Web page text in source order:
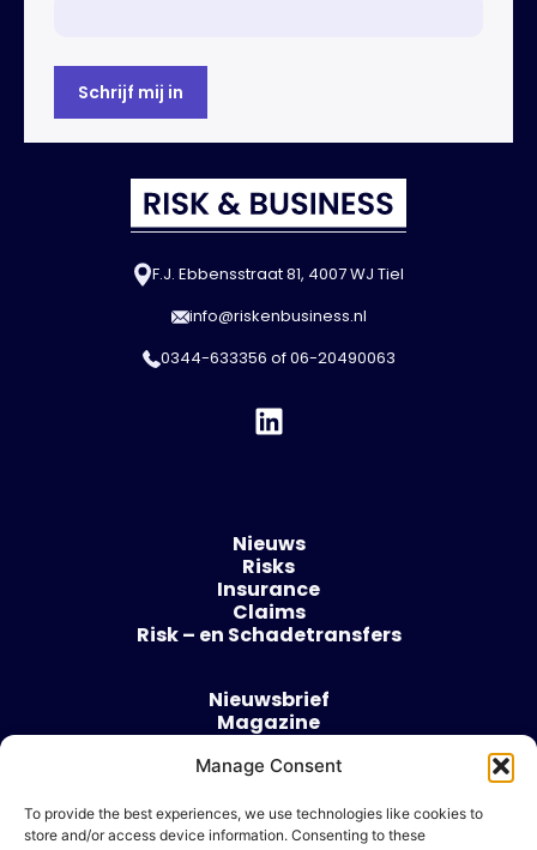
Manage Consent
To provide the best experiences, we use technologies like cookies to
store and/or access device information. Consenting to these
F.J. Ebbensstraat 81, 4007 WJ Tiel
info@riskenbusiness.nl
0344-633356 of06-20490063
Nieuws
Risks
Insurance
Claims
Risk – en Schadetransfers
Nieuwsbrief
Magazine
Over